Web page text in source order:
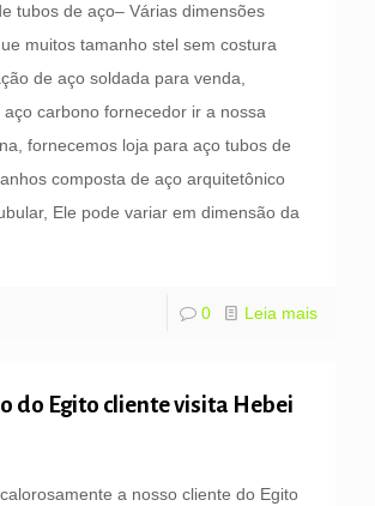
tubos de aço– Várias dimensões
muitos tamanho stel sem costura
de aço soldada para venda,
carbono fornecedor ir a nossa
fornecemos loja para aço tubos de
composta de aço arquitetônico
Ele pode variar em dimensão da
0 Leia mais
do Egito cliente visita Hebei
a nosso cliente do Egito